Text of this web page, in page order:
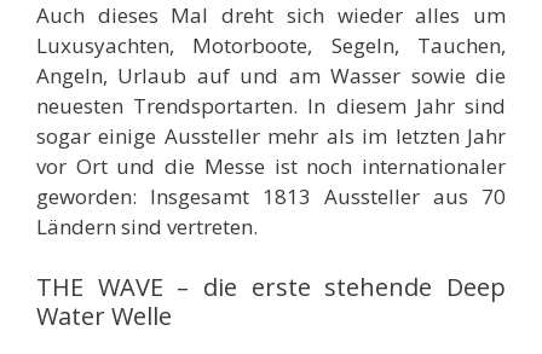
Auch dieses Mal dreht sich wieder alles um
Luxusyachten, Motorboote, Segeln, Tauchen,
Angeln, Urlaub auf und am Wasser sowie die
neuesten Trendsportarten. In diesem Jahr sind
sogar einige Aussteller mehr als im letzten Jahr
vor Ort und die Messe ist noch internationaler
geworden: Insgesamt 1813 Aussteller aus 70
Ländern sind vertreten.
THE WAVE – die erste stehende Deep
Water Welle